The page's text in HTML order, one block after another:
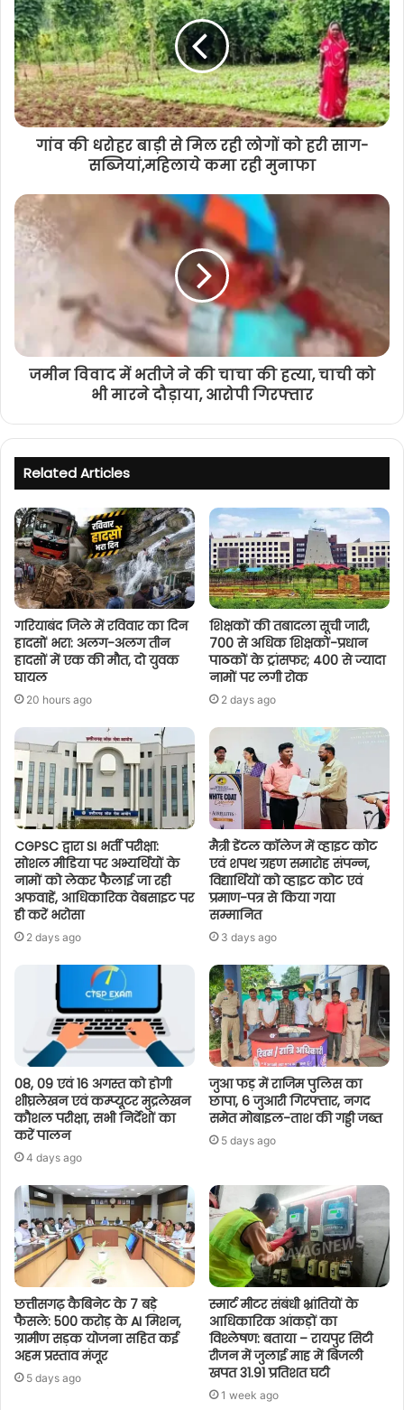
गांव की धरोहर बाड़ी से मिल रही लोगों को हरी साग-
सब्जियां,महिलाये कमा रही मुनाफा
जमीन विवाद में भतीजे ने की चाचा की हत्या, चाची को
भी मारने दौड़ाया, आरोपी गिरफ्तार
Related Articles
गरियाबंद जिले में रविवार का दिन
हादसों भरा: अलग-अलग तीन
हादसों में एक की मौत, दो युवक
घायल
20 hours ago
शिक्षकों की तबादला सूची जारी,
700 से अधिक शिक्षकों-प्रधान
पाठकों के ट्रांसफर; 400 से ज्यादा
नामों पर लगी रोक
2 days ago
CGPSC द्वारा SI भर्ती परीक्षा:
सोशल मीडिया पर अभ्यर्थियों के
नामों को लेकर फैलाई जा रही
अफवाहें, आधिकारिक वेबसाइट पर
ही करें भरोसा
2 days ago
मैत्री डेंटल कॉलेज में व्हाइट कोट
एवं शपथ ग्रहण समारोह संपन्न,
विद्यार्थियों को व्हाइट कोट एवं
प्रमाण-पत्र से किया गया
सम्मानित
3 days ago
08, 09 एवं 16 अगस्त को होगी
शीघ्रलेखन एवं कम्प्यूटर मुद्रलेखन
कौशल परीक्षा, सभी निर्देशों का
करें पालन
4 days ago
जुआ फड़ में राजिम पुलिस का
छापा, 6 जुआरी गिरफ्तार, नगद
समेत मोबाइल-ताश की गड्डी जब्त
5 days ago
छत्तीसगढ़ कैबिनेट के 7 बड़े
फैसले: 500 करोड़ के AI मिशन,
ग्रामीण सड़क योजना सहित कई
अहम प्रस्ताव मंजूर
5 days ago
स्मार्ट मीटर संबंधी भ्रांतियों के
आधिकारिक आंकड़ों का
विश्लेषण: बताया – रायपुर सिटी
रीजन में जुलाई माह में बिजली
खपत 31.91 प्रतिशत घटी
1 week ago